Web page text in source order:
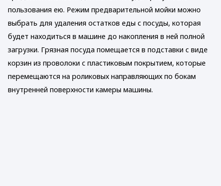
пользования ею. Режим предварительной мойки можно
выбрать для удаления остатков еды с посуды, которая
будет находиться в машине до накопления в ней полной
загрузки. Грязная посуда помещается в подставки с виде
корзин из проволоки с пластиковым покрытием, которые
перемещаются на роликовых направляющих по бокам
внутренней поверхности камеры машины.